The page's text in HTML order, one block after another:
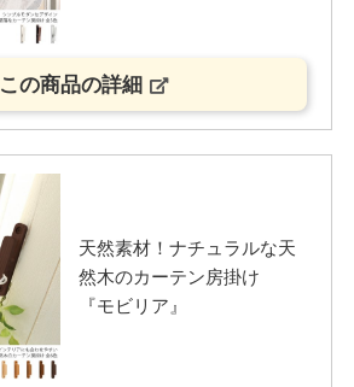
この商品の詳細
天然素材！ナチュラルな天
然木のカーテン房掛け
『モビリア』